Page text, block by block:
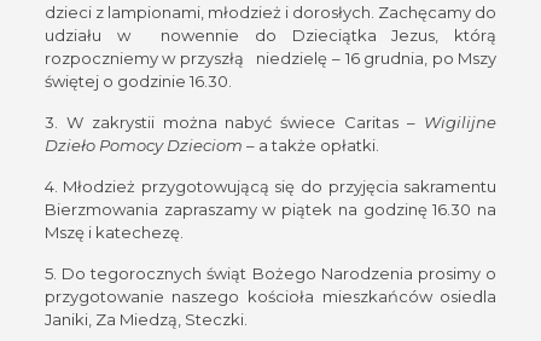
dzieci z lampionami, młodzież i dorosłych. Zachęcamy do
udziału w nowennie do Dzieciątka Jezus, którą
rozpoczniemy w przyszłą niedzielę – 16 grudnia, po Mszy
świętej o godzinie 16.30.
3. W zakrystii można nabyć świece Caritas – Wigilijne
Dzieło Pomocy Dzieciom – a także opłatki.
4. Młodzież przygotowującą się do przyjęcia sakramentu
Bierzmowania zapraszamy w piątek na godzinę 16.30 na
Mszę i katechezę.
5. Do tegorocznych świąt Bożego Narodzenia prosimy o
przygotowanie naszego kościoła mieszkańców osiedla
Janiki, Za Miedzą, Steczki.